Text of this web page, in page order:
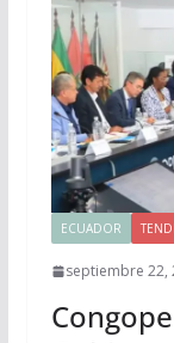
ECUADOR
septiembre 22,